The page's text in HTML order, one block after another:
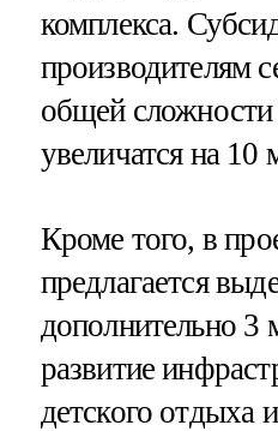
комплекса.
производителям
общей сложности
увеличатся на 10
Кроме того, в
предлагается
дополнительно 3
развитие
детского отдыха